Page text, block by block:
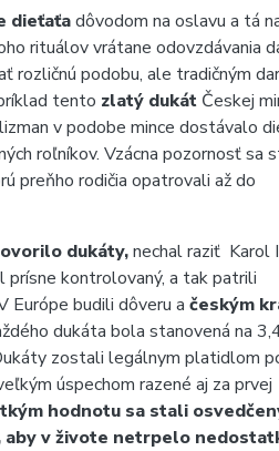
dieťaťadôvodom na oslavu a tá
rituálov vrátane odovzdávania
rozličnú podobu, ale tradičným
tento zlatý dukát Českej
v podobe mince dostávalo
roľníkov. Vzácna pozornosť sa
preňho rodičia opatrovali až do
dukáty,nechal raziť Karol
prísne kontrolovaný, a tak patrili
Európe budili dôveru a českým
dukáta bola stanovená na
zostali legálnym platidlom
úspechom razené aj za prvej
hodnotu sa stali
v živote netrpelo